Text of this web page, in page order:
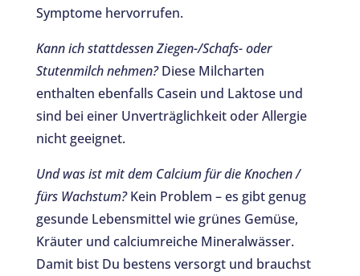
Symptome hervorrufen.
Kann ich stattdessen Ziegen-/Schafs- oder
Stutenmilch nehmen?Diese Milcharten
enthalten ebenfalls Casein und Laktose und
sind bei einer Unverträglichkeit oder Allergie
nicht geeignet.
Und was ist mit dem Calcium für die Knochen /
fürs Wachstum?Kein Problem – es gibt genug
gesunde Lebensmittel wie grünes Gemüse,
Kräuter und calciumreiche Mineralwässer.
Damit bist Du bestens versorgt und brauchst